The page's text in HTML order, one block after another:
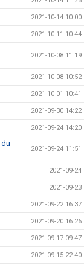
2021-10-14 10:00
2021-10-11 10:44
2021-10-08 11:19
2021-10-08 10:52
2021-10-01 10:41
2021-09-30 14:22
2021-09-24 14:20
2021-09-24 11:51
2021-09-24
2021-09-23
2021-09-22 16:37
2021-09-20 16:26
2021-09-17 09:47
2021-09-15 22:40